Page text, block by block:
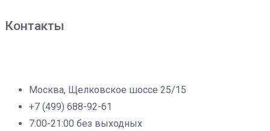
Контакты
Москва, Щелковское шоссе 25/15
+7 (499) 688-92-61
7:00-21:00 без выходных